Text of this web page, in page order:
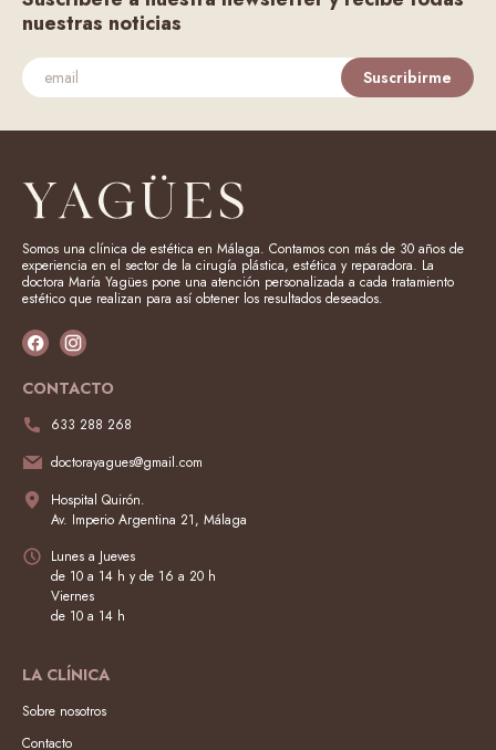
nuestras noticias
Suscribirme
Somos una clínica de estética en Málaga. Contamos con más de 30 años de
experiencia en el sector de la cirugía plástica, estética y reparadora. La
doctora María Yagües pone una atención personalizada a cada tratamiento
estético que realizan para así obtener los resultados deseados.
CONTACTO
633 288 268
doctorayagues@gmail.com
Hospital Quirón.
Av. Imperio Argentina 21, Málaga
Lunes a Jueves
de 10 a 14 h y de 16 a 20 h
Viernes
de 10 a 14 h
LA CLÍNICA
Sobre nosotros
Contacto